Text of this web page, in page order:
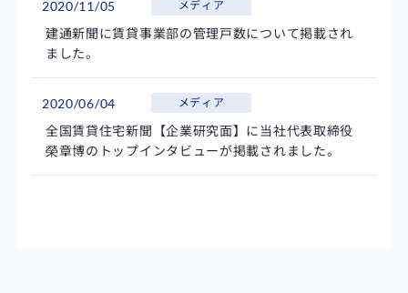
2020/11/05 メディア
建通新聞に賃貸事業部の管理戸数について掲載され
ました。
2020/06/04 メディア
全国賃貸住宅新聞【企業研究面】に当社代表取締役
榮章博のトップインタビューが掲載されました。